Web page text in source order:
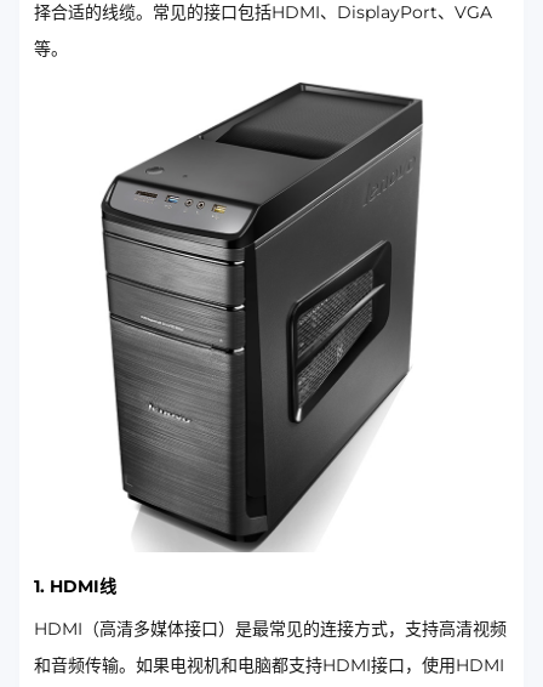
择合适的线缆。常见的接口包括HDMI、DisplayPort、VGA
等。
1. HDMI线
HDMI（高清多媒体接口）是最常见的连接方式，支持高清视频
和音频传输。如果电视机和电脑都支持HDMI接口，使用HDMI